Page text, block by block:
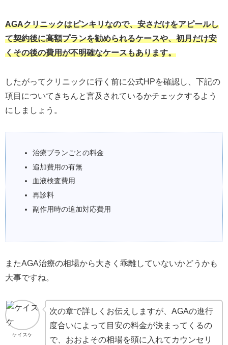
AGAクリニックはピンキリなので、安さだけをアピールし
て契約後に高額プランを勧められるケースや、初月だけ安
くその後の費用が不明確なケースもあります。
したがってクリニックに行く前に公式HPを確認し、下記の
項目についてきちんと言及されているかチェックするよう
にしましょう。
治療プランごとの料金
追加費用の有無
血液検査費用
再診料
副作用時の追加対応費用
またAGA治療の相場から大きく乖離していないかどうかも
大事ですね。
ケイスケ
次の章で詳しくお伝えしますが、AGAの進行
度合いによって目安の料金が決まってくるの
で、おおよその相場を頭に入れてカウンセリ